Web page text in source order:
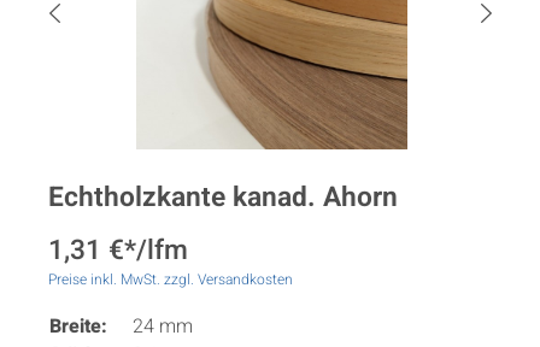
Echtholzkante kanad. Ahorn
1,31 €*/lfm
Preise inkl. MwSt. zzgl. Versandkosten
Breite:
24 mm